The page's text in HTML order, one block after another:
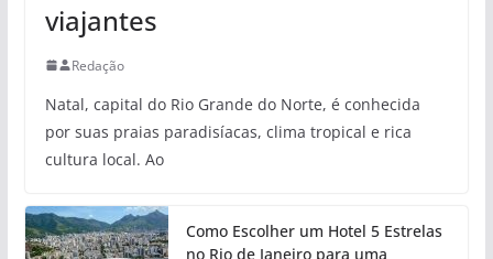
viajantes
Redação
Natal, capital do Rio Grande do Norte, é conhecida
por suas praias paradisíacas, clima tropical e rica
cultura local. Ao
Como Escolher um Hotel 5 Estrelas
no Rio de Janeiro para uma